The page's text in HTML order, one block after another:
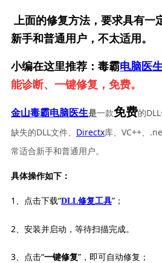
上面的修复方法，要求具有一
新手和普通用户，不太适用。
小编在这里推荐：毒霸电脑医
能诊断、一键修复，免费。
金山毒霸电脑医生是一款免费的
缺失的DLL文件、 Directx库、VC++、
常适合新手和普通用户。
具体操作如下：
1、点击下载“DLL修复工具”；
2、安装并启动，等待扫描完成。
3、点击“一键修复”，即可自动修复；